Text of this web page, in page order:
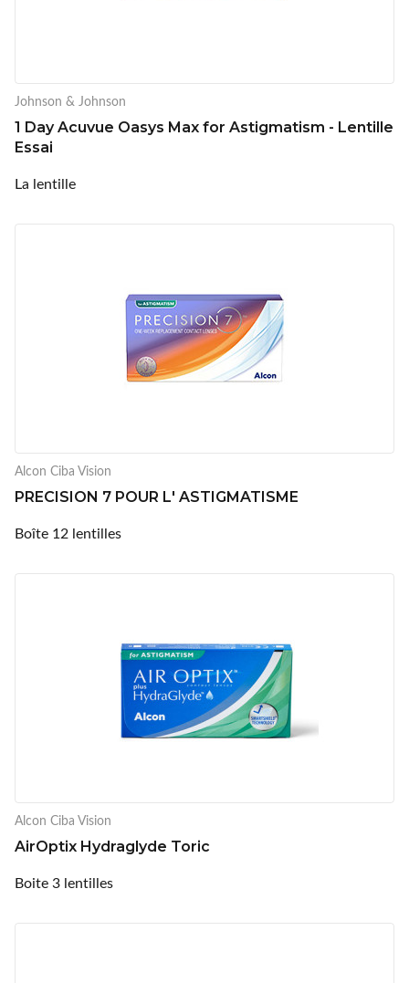
Johnson & Johnson
1 Day Acuvue Oasys Max for Astigmatism - Lentille
Essai
La lentille
Alcon Ciba Vision
PRECISION 7 POUR L' ASTIGMATISME
Boîte 12 lentilles
Alcon Ciba Vision
AirOptix Hydraglyde Toric
Boite 3 lentilles